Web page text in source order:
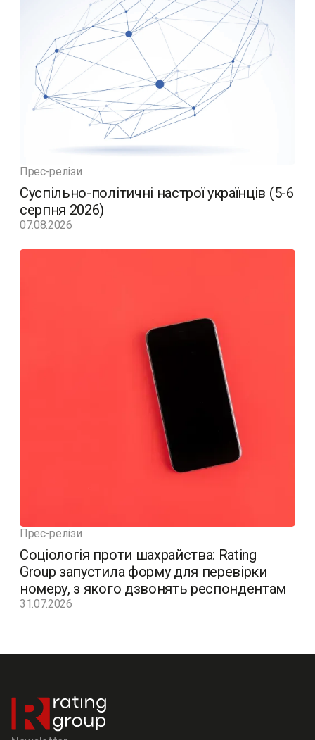
Прес-релізи
Суспільно-політичні настрої українців (5-6
серпня 2026)
07.08.2026
Прес-релізи
Соціологія проти шахрайства: Rating
Group запустила форму для перевірки
номеру, з якого дзвонять респондентам
31.07.2026